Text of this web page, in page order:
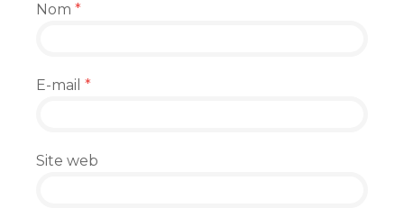
Nom *
E-mail *
Site web